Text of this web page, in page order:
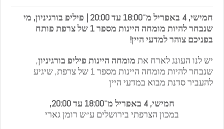
חמישי, 4 באפריל מ־18:00 עד 20:00 | פיליפ בורגיניון, מי
שנבחר להיות מומחה היינות מספר 1 של צרפת פותח
בפניכם צוהר למדעי היין!
יש לנו העונג לארח את מומחה היינות פיליפ בורגיניון,
שנבחר להיות מומחה היינות מספר 1 של צרפת, שיגיע
להעביר סדנת מבוא במדעי היין
חמישי, 4 באפריל מ־18:00 עד 20:00,
במכון הצרפתי בירושלים ע״ש רומן גארי